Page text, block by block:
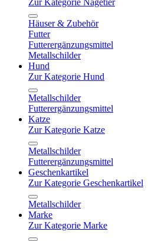
Zur Kategorie Nagetier
Häuser & Zubehör
Futter
Futterergänzungsmittel
Metallschilder
Hund
Zur Kategorie Hund
Metallschilder
Futterergänzungsmittel
Katze
Zur Kategorie Katze
Metallschilder
Futterergänzungsmittel
Geschenkartikel
Zur Kategorie Geschenkartikel
Metallschilder
Marke
Zur Kategorie Marke